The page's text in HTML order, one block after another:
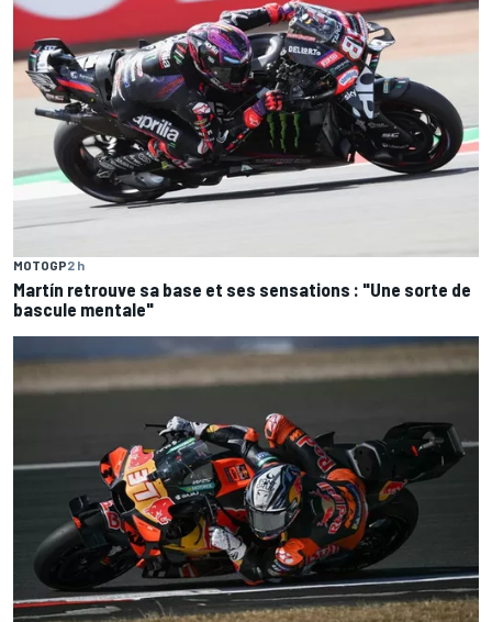
MOTOGP2 h
Martín retrouve sa base et ses sensations : "Une sorte de
bascule mentale"